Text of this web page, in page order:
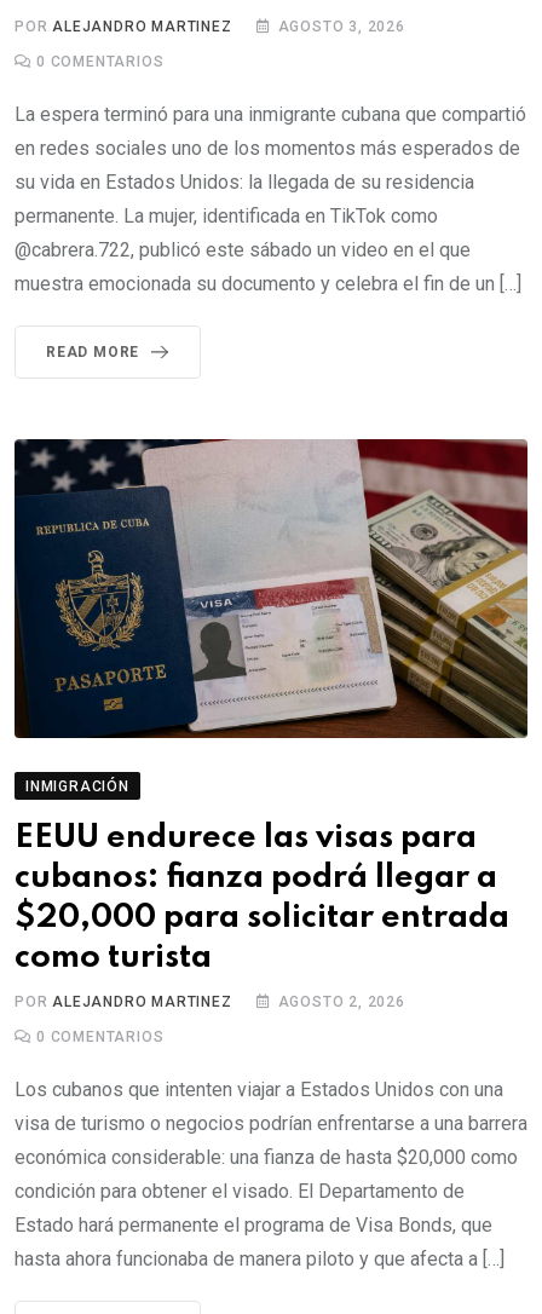
POR ALEJANDRO MARTINEZ AGOSTO 3, 2026
0 COMENTARIOS
La espera terminó para una inmigrante cubana que compartió
en redes sociales uno de los momentos más esperados de
su vida en Estados Unidos: la llegada de su residencia
permanente. La mujer, identificada en TikTok como
@cabrera.722, publicó este sábado un video en el que
muestra emocionada su documento y celebra el fin de un […]
READ MORE
INMIGRACIÓN
EEUU endurece las visas para
cubanos: fianza podrá llegar a
$20,000 para solicitar entrada
como turista
PORALEJANDRO MARTINEZ AGOSTO 2, 2026
0 COMENTARIOS
Los cubanos que intenten viajar a Estados Unidos con una
visa de turismo o negocios podrían enfrentarse a una barrera
económica considerable: una fianza de hasta $20,000 como
condición para obtener el visado. El Departamento de
Estado hará permanente el programa de Visa Bonds, que
hasta ahora funcionaba de manera piloto y que afecta a […]